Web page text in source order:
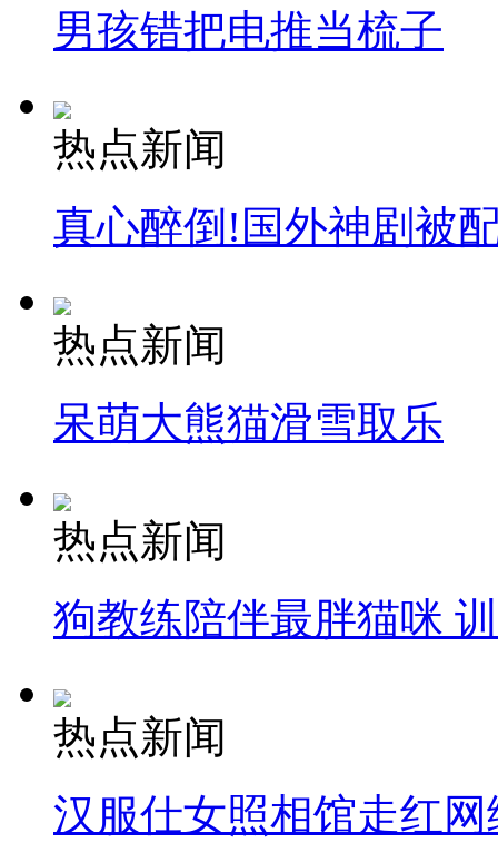
男孩错把电推当梳子
热点新闻
真心醉倒!国外神剧被
热点新闻
呆萌大熊猫滑雪取乐
热点新闻
狗教练陪伴最胖猫咪
热点新闻
汉服仕女照相馆走红网